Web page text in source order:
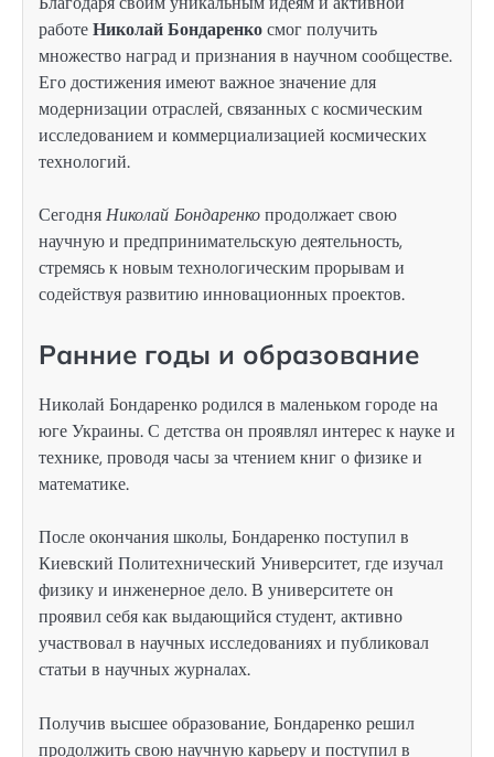
работеНиколай Бондаренкосмог получить
множество наград и признания в научном сообществе.
Его достижения имеют важное значение для
модернизации отраслей, связанных с космическим
исследованием и коммерциализацией космических
технологий.
СегодняНиколай Бондаренкопродолжает свою
научную и предпринимательскую деятельность,
стремясь к новым технологическим прорывам и
содействуя развитию инновационных проектов.
Ранние годы и образование
Николай Бондаренко родился в маленьком городе на
юге Украины. С детства он проявлял интерес к науке и
технике, проводя часы за чтением книг о физике и
математике.
После окончания школы, Бондаренко поступил в
Киевский Политехнический Университет, где изучал
физику и инженерное дело. В университете он
проявил себя как выдающийся студент, активно
участвовал в научных исследованиях и публиковал
статьи в научных журналах.
Получив высшее образование, Бондаренко решил
продолжить свою научную карьеру и поступил в